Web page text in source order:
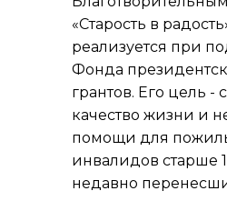
«Старость в
реализуется при
Фонда
грантов. Его цель -
качество жизни и
помощи для
инвалидов старше
недавно